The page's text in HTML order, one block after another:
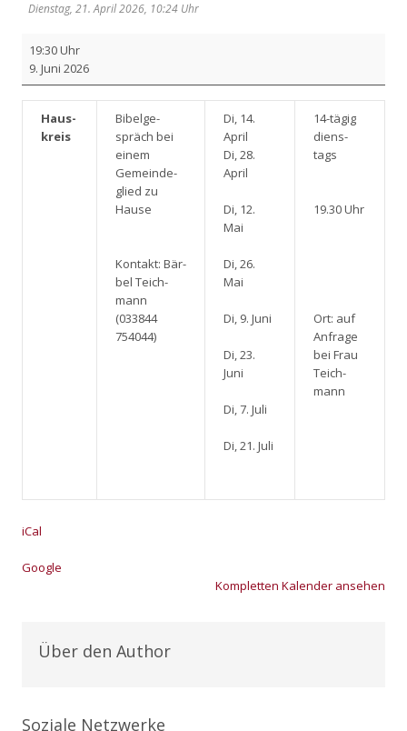
Dienstag, 21. April 2026, 10:24 Uhr
kreis
19:30 Uhr
9. Juni 2026
Haus­
kreis
Bibel­ge­
spräch bei
einem
Gemein­de­
glied zu
Hau­se
Kon­takt: Bär­
bel Teich­
mann
(033844
754044)
Di, 14.
April
Di, 28.
April
Di, 12.
Mai
Di, 26.
Mai
Di, 9. Juni
Di, 23.
Juni
Di, 7. Juli
Di, 21. Juli
14-tägig
diens­
tags
19.30 Uhr
Ort: auf
Anfra­ge
bei Frau
Teich­
mann
iCal
Goog­le
Kom­plet­ten Kalen­der anse­hen
Über den Author
Soziale Netzwerke